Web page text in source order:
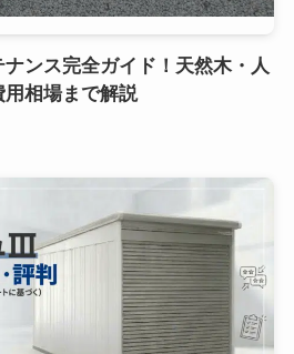
ンス完全ガイド！天然木・人
相場まで解説